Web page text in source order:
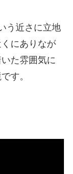
う近さに立地
にありなが
た雰囲気に
す。